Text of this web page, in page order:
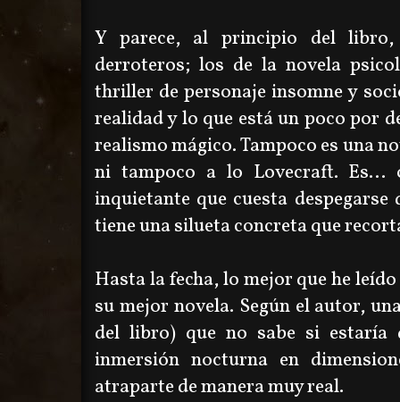
Y parece, al principio del
derroteros; los de la novela
thriller de personaje insomne y
realidad y lo que está un poco por
realismo mágico. Tampoco es una
ni tampoco a lo Lovecraft. Es...
inquietante que cuesta
tiene una silueta concreta que
Hasta la fecha, lo mejor que he
su mejor novela. Según el autor,
del libro) que no sabe si estaría
inmersión nocturna en
atraparte de manera muy real.